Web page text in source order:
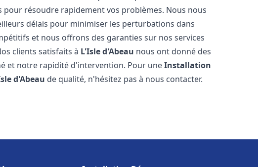
pour résoudre rapidement vos problèmes. Nous nous
délais pour minimiser les perturbations dans
et nous offrons des garanties sur nos services
clients satisfaits à L'Isle d'Abeau nous ont donné des
et notre rapidité d'intervention. Pour uneInstallation
d'Abeau de qualité, n'hésitez pas à nous contacter.